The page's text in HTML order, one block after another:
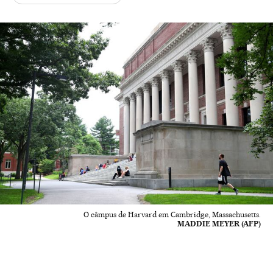
O câmpus de Harvard em Cambridge, Massachusetts.
MADDIE MEYER (AFP)